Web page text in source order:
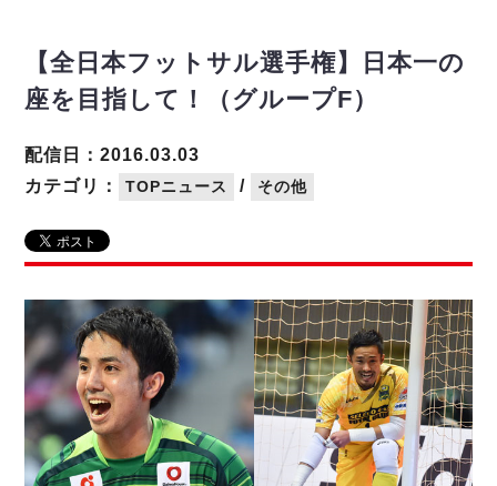
メディア情報
フットサル日本代表
戦績表
警告・退場・出場停止選手
個人ランキング｜ゴール
個人ランキング｜シュート
個人ランキング｜シュート成功率
メットライフ生命Ｆ２リーグ
試合日程
順位表
戦績表
警告・退場・出場停止選手
個人ランキング｜ゴール
個人ランキング｜シュート
エスポラーダ北海道
バルドラール浦安
しながわシティ
立川アスレティックFC
ペスカドーラ町田
湘南ベルマーレ
名古屋オーシャンズ
シュライカー大阪
ボルクバレット北九州
バサジィ大分
メットライフ生命Ｆ２リーグ
アリーナ情報 ARENA
リーグ概要 ABOUT US
リーグ概要
日本フットサルリーグについて
大会概要
リーグ要項
クラブライセンス関連
アリーナ観戦マナー&ルール
過去の記録 ARCHIVE
過去の試合記録
ディビジョン1 試合記録
ディビジョン2 試合記録
Ｆリーグカップ 試合記録
プロジェクト PROJECT
ABeam AWARD
DIVISION01
【全日本フットサル選手権】日本一の
座を目指して！（グループF）
カテゴリ： TOPニュース / その他
配信日：2016.03.03